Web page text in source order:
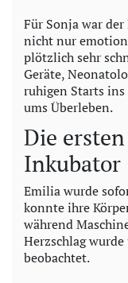
Für Sonja war
nicht nur
plötzlich sehr
Geräte,
ruhigen Starts
ums Überleben.
Die
Inkubator
Emilia wurde
konnte ihre
während
Herzschlag
beobachtet.